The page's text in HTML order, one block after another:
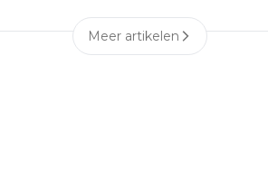
Meer artikelen